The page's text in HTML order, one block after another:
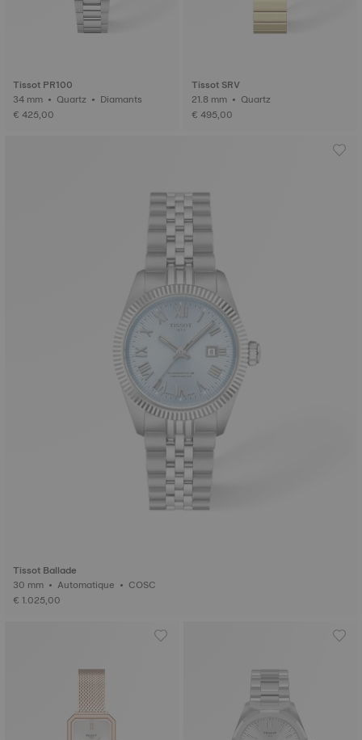
Tissot PR100
34 mm • Quartz • Diamants
€ 425,00
Tissot SRV
21.8 mm • Quartz
€ 495,00
Tissot Ballade
30 mm • Automatique • COSC
€ 1.025,00